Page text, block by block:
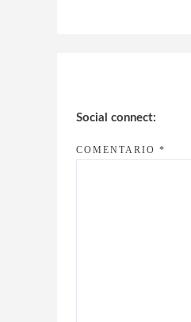
Social connect:
COMENTARIO *